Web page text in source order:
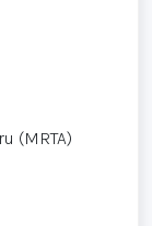
(MRTA)